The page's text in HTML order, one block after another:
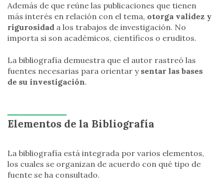
Además de que reúne las publicaciones que tienen
más interés en relación con el tema, otorga validez y
rigurosidad a los trabajos de investigación. No
importa si son académicos, científicos o eruditos.
La bibliografía demuestra que el autor rastreó las
fuentes necesarias para orientar y sentar las bases
de su investigación.
Elementos de la Bibliografía
La bibliografía está integrada por varios elementos,
los cuales se organizan de acuerdo con qué tipo de
fuente se ha consultado.